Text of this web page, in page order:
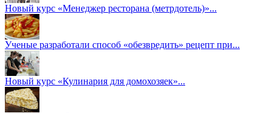
Новый курс «Менеджер ресторана (метрдотель)»...
Ученые разработали способ «обезвредить» рецепт при...
Новый курс «Кулинария для домохозяек»...